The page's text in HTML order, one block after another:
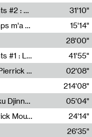
Sous le paysage - Habiter les éléments #2 : Vers le tournant élémentaire
31'10"
Impossible de savoir combien de temps m'a échappé
15'14"
28'00"
Sous le paysage - Habiter les éléments #1 : Les éléments et les débordements du vivant
41'55"
Simb Gaïdé ou la danse du faux lion (Pierrick Mouton)
02'08"
214'08"
Non à l'émigration Clandestine - Rukku Djinne Squad (Eden Tinto Collins)
05'04"
Mama Counda, l'esprit du puits - Pierrick Mouton
24'14"
26'35"